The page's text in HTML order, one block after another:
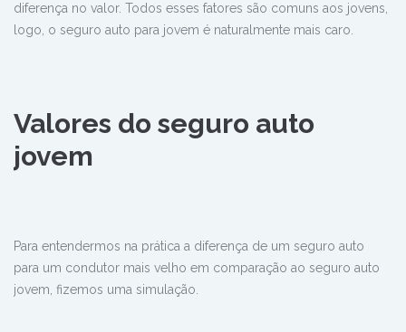
diferença no valor. Todos esses fatores são comuns aos jovens,
logo, o seguro auto para jovem é naturalmente mais caro.
Valores do seguro auto
jovem
Para entendermos na prática a diferença de um seguro auto
para um condutor mais velho em comparação ao seguro auto
jovem, fizemos uma simulação.